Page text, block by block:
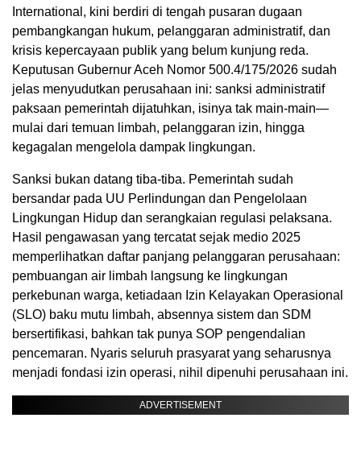
International, kini berdiri di tengah pusaran dugaan
pembangkangan hukum, pelanggaran administratif, dan
krisis kepercayaan publik yang belum kunjung reda.
Keputusan Gubernur Aceh Nomor 500.4/175/2026 sudah
jelas menyudutkan perusahaan ini: sanksi administratif
paksaan pemerintah dijatuhkan, isinya tak main-main—
mulai dari temuan limbah, pelanggaran izin, hingga
kegagalan mengelola dampak lingkungan.
Sanksi bukan datang tiba-tiba. Pemerintah sudah
bersandar pada UU Perlindungan dan Pengelolaan
Lingkungan Hidup dan serangkaian regulasi pelaksana.
Hasil pengawasan yang tercatat sejak medio 2025
memperlihatkan daftar panjang pelanggaran perusahaan:
pembuangan air limbah langsung ke lingkungan
perkebunan warga, ketiadaan Izin Kelayakan Operasional
(SLO) baku mutu limbah, absennya sistem dan SDM
bersertifikasi, bahkan tak punya SOP pengendalian
pencemaran. Nyaris seluruh prasyarat yang seharusnya
menjadi fondasi izin operasi, nihil dipenuhi perusahaan ini.
ADVERTISEMENT